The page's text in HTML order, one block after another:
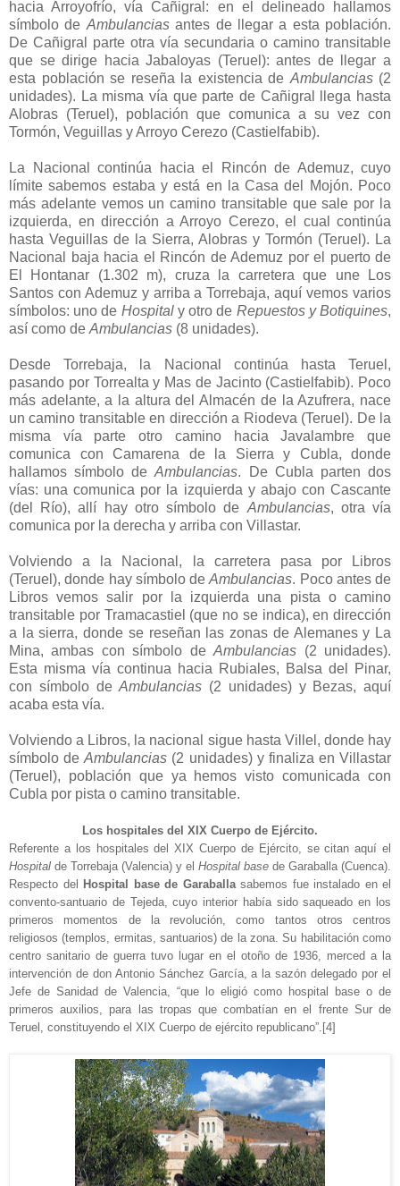
hacia Arroyofrío, vía Cañigral: en el delineado hallamos
símbolo de Ambulanciasantes de llegar a esta población.
De Cañigral parte otra vía secundaria o camino transitable
que se dirige hacia Jabaloyas (Teruel): antes de llegar a
esta población se reseña la existencia de Ambulancias(2
unidades). La misma vía que parte de Cañigral llega hasta
Alobras (Teruel), población que comunica a su vez con
Tormón, Veguillas y Arroyo Cerezo (Castielfabib).
La Nacional continúa hacia el Rincón de Ademuz, cuyo
límite sabemos estaba y está en la Casa del Mojón. Poco
más adelante vemos un camino transitable que sale por la
izquierda, en dirección a Arroyo Cerezo, el cual continúa
hasta Veguillas de la Sierra, Alobras y Tormón (Teruel). La
Nacional baja hacia el Rincón de Ademuz por el puerto de
El Hontanar (1.302 m), cruza la carretera que une Los
Santos con Ademuz y arriba a Torrebaja, aquí vemos varios
símbolos: uno de Hospitaly otro de Repuestos y Botiquines,
así como de Ambulancias (8 unidades).
Desde Torrebaja, la Nacional continúa hasta Teruel,
pasando por Torrealta y Mas de Jacinto (Castielfabib). Poco
más adelante, a la altura del Almacén de la Azufrera, nace
un camino transitable en dirección a Riodeva (Teruel). De la
misma vía parte otro camino hacia Javalambre que
comunica con Camarena de la Sierra y Cubla, donde
hallamos símbolo deAmbulancias. De Cubla parten dos
vías: una comunica por la izquierda y abajo con Cascante
(del Río), allí hay otro símbolo de Ambulancias, otra vía
comunica por la derecha y arriba con Villastar.
Volviendo a la Nacional, la carretera pasa por Libros
(Teruel), donde hay símbolo deAmbulancias. Poco antes de
Libros vemos salir por la izquierda una pista o camino
transitable por Tramacastiel (que no se indica), en dirección
a la sierra, donde se reseñan las zonas de Alemanes y La
Mina, ambas con símbolo deAmbulancias (2 unidades).
Esta misma vía continua hacia Rubiales, Balsa del Pinar,
con símbolo deAmbulancias (2 unidades) y Bezas, aquí
acaba esta vía.
Volviendo a Libros, la nacional sigue hasta Villel, donde hay
símbolo deAmbulancias (2 unidades) y finaliza en Villastar
(Teruel), población que ya hemos visto comunicada con
Cubla por pista o camino transitable.
Los hospitales del XIX Cuerpo de Ejército.
Referente a los hospitales del XIX Cuerpo de Ejército, se citan aquí el
Hospital de Torrebaja (Valencia) y el Hospital base de Garaballa (Cuenca).
Respecto del
Hospital base de Garaballasabemos fue instalado en el
convento-santuario de Tejeda, cuyo interior había sido saqueado en los
primeros momentos de la revolución, como tantos otros centros
religiosos (templos, ermitas, santuarios) de la zona. Su habilitación como
centro sanitario de guerra tuvo lugar en el otoño de 1936, merced a la
intervención de don Antonio Sánchez García, a la sazón delegado por el
Jefe de Sanidad de Valencia, “que lo eligió como hospital base o de
primeros auxilios, para las tropas que combatían en el frente Sur de
Teruel, constituyendo el XIX Cuerpo de ejército republicano”. [4]